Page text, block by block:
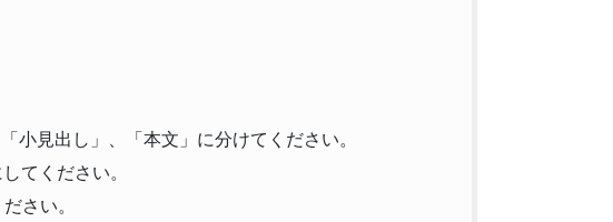
小見出し」、「本文」に分けてください。
てください。
さい。